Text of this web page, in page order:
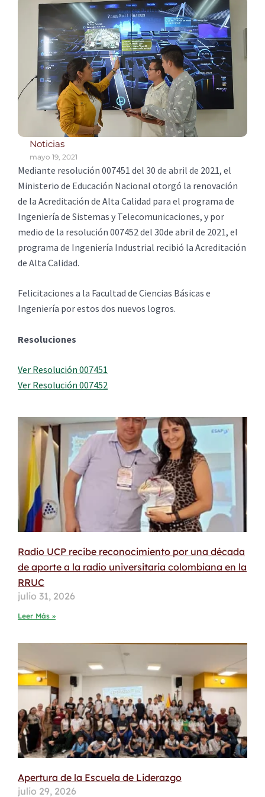
Noticias
mayo 19, 2021
Mediante resolución 007451 del 30 de abril de 2021, el
Ministerio de Educación Nacional otorgó la renovación
de la Acreditación de Alta Calidad para el programa de
Ingeniería de Sistemas y Telecomunicaciones, y por
medio de la resolución 007452 del 30de abril de 2021, el
programa de Ingeniería Industrial recibió la Acreditación
de Alta Calidad.
Felicitaciones a la Facultad de Ciencias Básicas e
Ingeniería por estos dos nuevos logros.
Resoluciones
Ver Resolución 007451
Ver Resolución 007452
Radio UCP recibe reconocimiento por una década
de aporte a la radio universitaria colombiana en la
RRUC
julio 31, 2026
Leer Más »
Apertura de la Escuela de Liderazgo
julio 29, 2026